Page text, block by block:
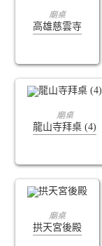
查看內容
廟桌
高雄慈雲寺
查看內容
廟桌
龍山寺拜桌 (4)
查看內容
廟桌
拱天宮後殿